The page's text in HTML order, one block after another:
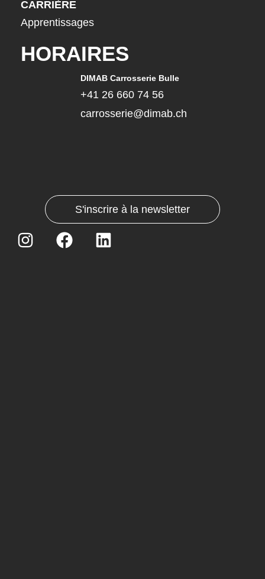
CARRIÈRE
Apprentissages
HORAIRES
DIMAB Carrosserie Bulle
+41 26 660 74 56
carrosserie@dimab.ch
S'inscrire à la newsletter